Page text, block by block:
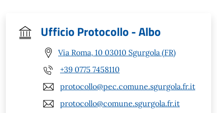
Ufficio Protocollo - Albo
Via Roma, 10 03010 Sgurgola (FR)
+39 0775 7458110
protocollo@pec.comune.sgurgola.fr.it
protocollo@comune.sgurgola.fr.it